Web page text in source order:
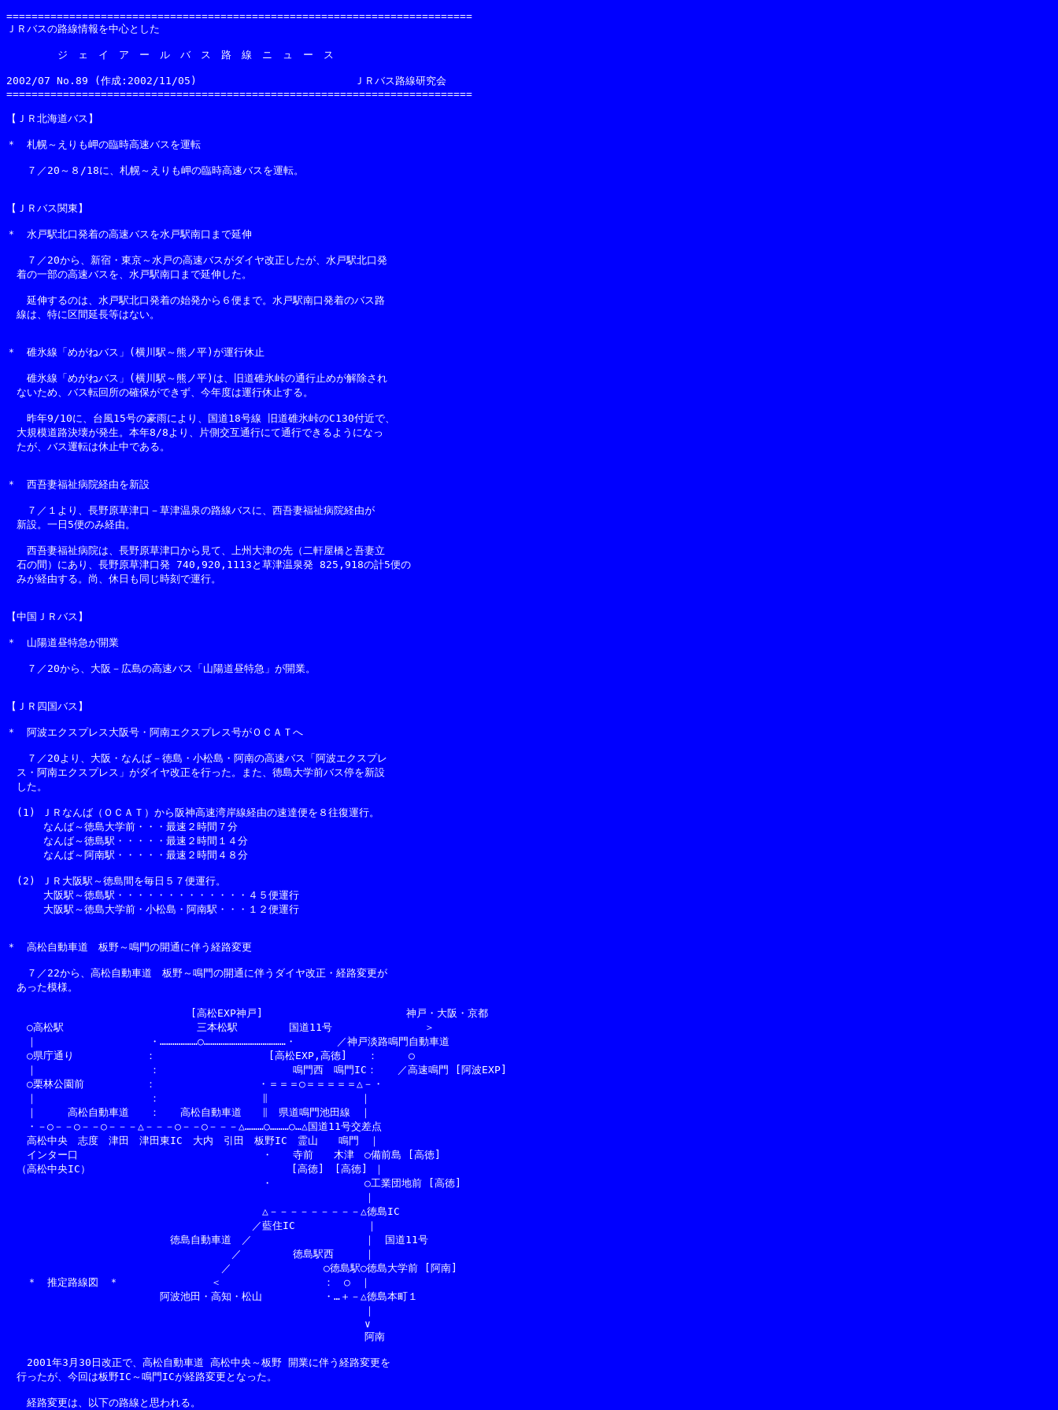
==========================================================================
ＪＲバスの路線情報を中心とした
ジ　ェ　イ　ア　ー　ル　バ　ス　路　線　ニ　ュ　ー　ス
2002/07 No.89 (作成:2002/11/05)                         ＪＲバス路線研究会
==========================================================================
【ＪＲ北海道バス】
＊　札幌～えりも岬の臨時高速バスを運転
７／20～８/18に、札幌～えりも岬の臨時高速バスを運転。
【ＪＲバス関東】
＊　水戸駅北口発着の高速バスを水戸駅南口まで延伸
７／20から、新宿・東京～水戸の高速バスがダイヤ改正したが、水戸駅北口発
着の一部の高速バスを、水戸駅南口まで延伸した。
延伸するのは、水戸駅北口発着の始発から６便まで。水戸駅南口発着のバス路
線は、特に区間延長等はない。
＊　碓氷線「めがねバス」(横川駅～熊ノ平)が運行休止
碓氷線「めがねバス」(横川駅～熊ノ平)は、旧道碓氷峠の通行止めが解除され
ないため、バス転回所の確保ができず、今年度は運行休止する。
昨年9/10に、台風15号の豪雨により、国道18号線 旧道碓氷峠のC130付近で、
大規模道路決壊が発生。本年8/8より、片側交互通行にて通行できるようになっ
たが、バス運転は休止中である。
＊　西吾妻福祉病院経由を新設
７／１より、長野原草津口－草津温泉の路線バスに、西吾妻福祉病院経由が
新設。一日5便のみ経由。
西吾妻福祉病院は、長野原草津口から見て、上州大津の先（二軒屋橋と吾妻立
石の間）にあり、長野原草津口発 740,920,1113と草津温泉発 825,918の計5便の
みが経由する。尚、休日も同じ時刻で運行。
【中国ＪＲバス】
＊　山陽道昼特急が開業
７／20から、大阪－広島の高速バス「山陽道昼特急」が開業。
【ＪＲ四国バス】
＊　阿波エクスプレス大阪号・阿南エクスプレス号がＯＣＡＴへ
７／20より、大阪・なんば－徳島・小松島・阿南の高速バス「阿波エクスプレ
ス・阿南エクスプレス」がダイヤ改正を行った。また、徳島大学前バス停を新設
した。
(1) ＪＲなんば（ＯＣＡＴ）から阪神高速湾岸線経由の速達便を８往復運行。
なんば～徳島大学前・・・最速２時間７分
なんば～徳島駅・・・・・最速２時間１４分
なんば～阿南駅・・・・・最速２時間４８分
(2) ＪＲ大阪駅～徳島間を毎日５７便運行。
大阪駅～徳島駅・・・・・・・・・・・・・４５便運行
大阪駅～徳島大学前・小松島・阿南駅・・・１２便運行
＊　高松自動車道　板野～鳴門の開通に伴う経路変更
７／22から、高松自動車道　板野～鳴門の開通に伴うダイヤ改正・経路変更が
あった模様。
[高松EXP神戸]　　　　　　　　　　　　　　神戸・大阪・京都
○高松駅　　　　　　　　　　　　　三本松駅　　　　　国道11号　　　　　　　　　＞
｜　　　　　　　　　　　・………………○…………………………………・　　　　／神戸淡路鳴門自動車道
○県庁通り　　　　　　　：　　　　　　　　　　　[高松EXP,高徳]　　：　　　○
｜　　　　　　　　　　　：　　　　　　　　　　　　　鳴門西　鳴門IC：　　／高速鳴門 [阿波EXP]
○栗林公園前　　　　　　：　　　　　　　　　　・＝＝＝○＝＝＝＝＝△－・
｜　　　　　　　　　　　：　　　　　　　　　　∥　　　　　　　　　｜
｜　　　高松自動車道　　：　　高松自動車道　　∥　県道鳴門池田線　｜
・－○－－○－－○－－－△－－－○－－○－－－△………○………○…△国道11号交差点
高松中央　志度　津田　津田東IC　大内　引田　板野IC　霊山　　鳴門　｜
インター口　　　　　　　　　　　　　　　　　　・　　寺前　　木津　○備前島 [高徳]
（高松中央IC）　　　　　　　　　　　　　　　　　　　 [高徳]　[高徳] ｜
・　　　　　　　　　○工業団地前 [高徳]
｜
△－－－－－－－－－△徳島IC
／藍住IC　　　　　　　｜
徳島自動車道　／　　　　　　　　　　　｜　国道11号
／　　　　　徳島駅西　　　｜
／　　　　　　　　　○徳島駅○徳島大学前 [阿南]
＊　推定路線図　＊　　　　　　　　　＜　　　　　　　　　　：　○　｜
阿波池田・高知・松山　　　　　　・…＋－△徳島本町１
｜
∨
阿南
2001年3月30日改正で、高松自動車道 高松中央～板野 開業に伴う経路変更を
行ったが、今回は板野IC～鳴門ICが経路変更となった。
経路変更は、以下の路線と思われる。